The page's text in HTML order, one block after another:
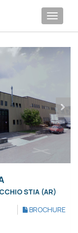
STIA (AR)
BROCHURE